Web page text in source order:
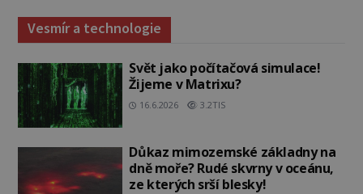
Vesmír a technologie
Svět jako počítačová simulace!
Žijeme v Matrixu?
16.6.2026 3.2TIS
Důkaz mimozemské základny na
dně moře? Rudé skvrny v oceánu,
ze kterých srší blesky!